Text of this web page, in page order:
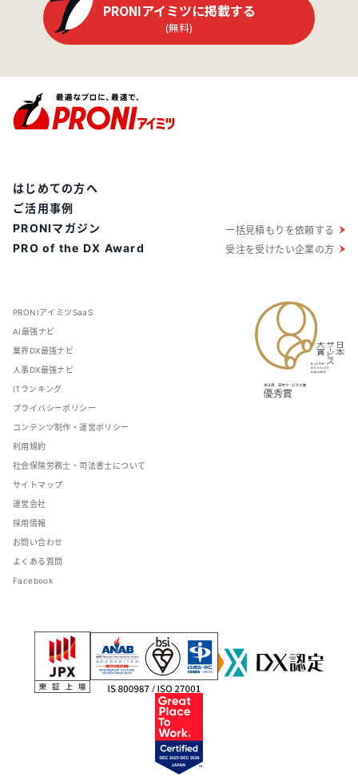
PRONIアイミツに掲載する
(無料)
PRONIアイミツSaaS
AI最強ナビ
業界DX最強ナビ
人事DX最強ナビ
ITランキング
プライバシーポリシー
コンテンツ制作・運営ポリシー
利用規約
社会保険労務士・司法書士について
サイトマップ
運営会社
採用情報
お問い合わせ
よくある質問
Facebook
はじめての方へ
ご活用事例
PRONIマガジン
PRO of the DX Award
一括見積もりを依頼する
受注を受けたい企業の方